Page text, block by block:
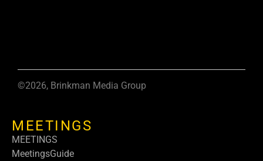
©2026, Brinkman Media Group
MEETINGS
MEETINGS
MeetingsGuide